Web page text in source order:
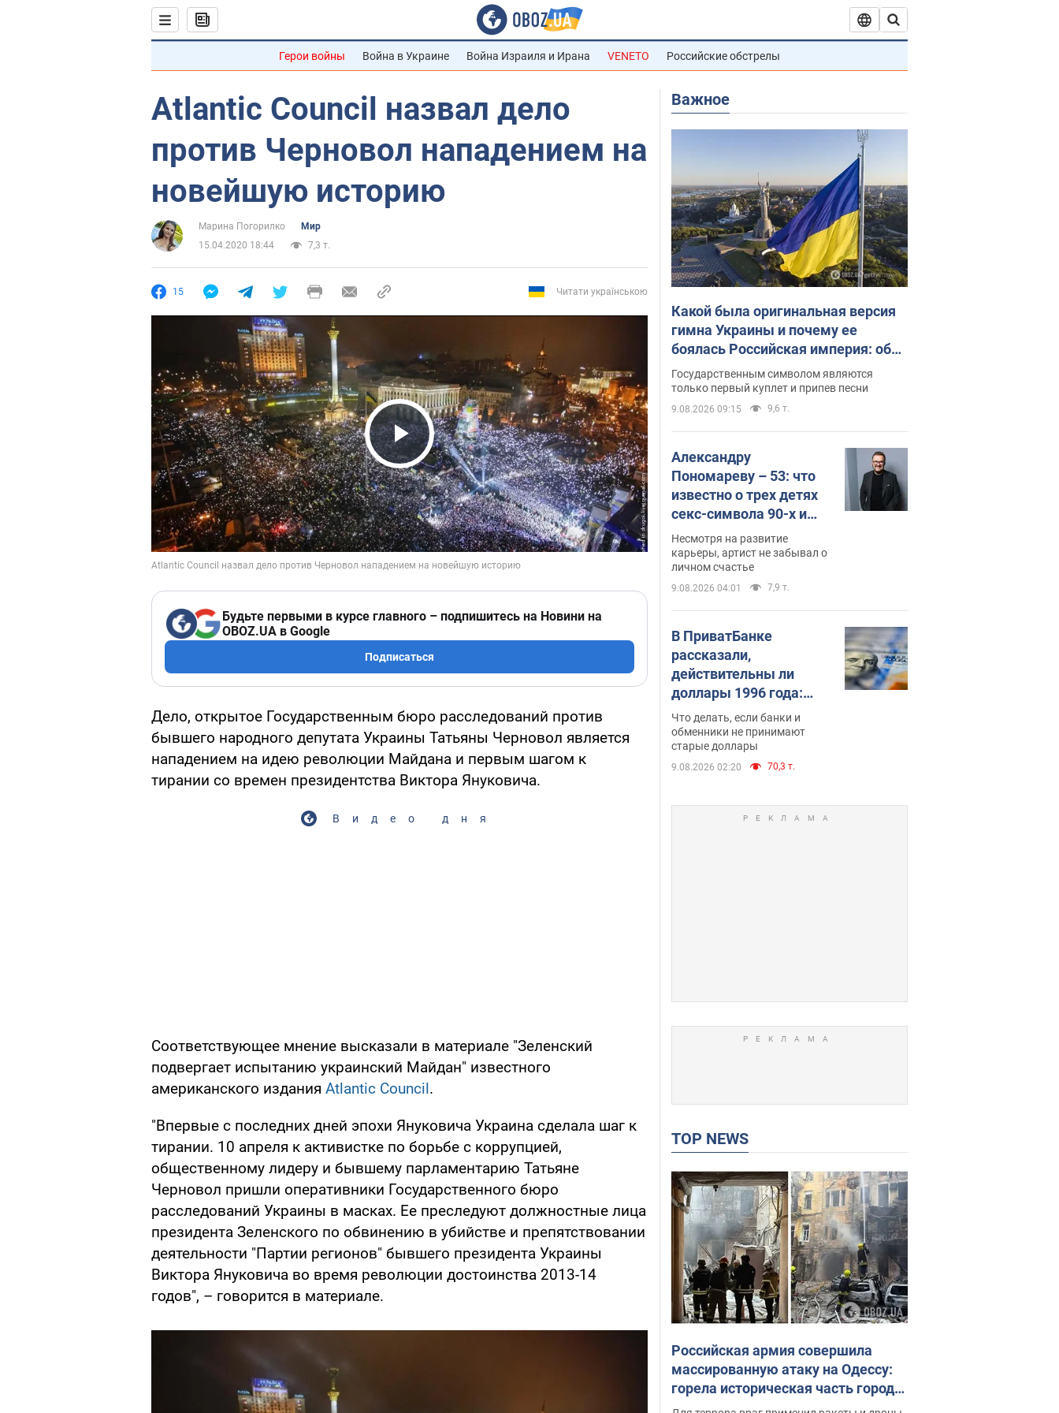
Герои войны Война в Украине Война Израиля и Ирана VENETO Российские обстрелы
Atlantic Council назвал дело
против Черновол нападением на
новейшую историю
Марина Погорилко
Мир
15.04.2020 18:44
7,3 т.
15 Читати українською
Play Video
Будьте первыми в курсе главного – подпишитесь на Новини на
OBOZ.UA в Google
Подписаться
Дело, открытое Государственным бюро расследований против
бывшего народного депутата Украины Татьяны Черновол является
нападением на идею революции Майдана и первым шагом к
тирании со времен президентства Виктора Януковича.
Видео дня
Соответствующее мнение высказали в материале "Зеленский
подвергает испытанию украинский Майдан" известного
американского издания Atlantic Council.
"Впервые с последних дней эпохи Януковича Украина сделала шаг к
тирании. 10 апреля к активистке по борьбе с коррупцией,
общественному лидеру и бывшему парламентарию Татьяне
Черновол пришли оперативники Государственного бюро
расследований Украины в масках. Ее преследуют должностные лица
президента Зеленского по обвинению в убийстве и препятствовании
деятельности "Партии регионов" бывшего президента Украины
Виктора Януковича во время революции достоинства 2013-14
годов", – говорится в материале.
Важное
Какой была оригинальная версия
гимна Украины и почему ее
боялась Российская империя: об
этом не рассказывают в школе
Государственным символом являются
только первый куплет и припев песни
9.08.2026 09:15 9,6 т.
Александру
Пономареву – 53: что
известно о трех детях
секс-символа 90-х и
как они выглядят
Несмотря на развитие
карьеры, артист не забывал о
личном счастье
9.08.2026 04:01 7,9 т.
В ПриватБанке
рассказали,
действительны ли
доллары 1996 года:
принимают ли
обменники и банки
такие купюры
Что делать, если банки и
обменники не принимают
старые доллары
9.08.2026 02:20 70,3 т.
TOP NEWS
Российская армия совершила
массированную атаку на Одессу:
горела историческая часть города,
есть пострадавшие. Фото и видео